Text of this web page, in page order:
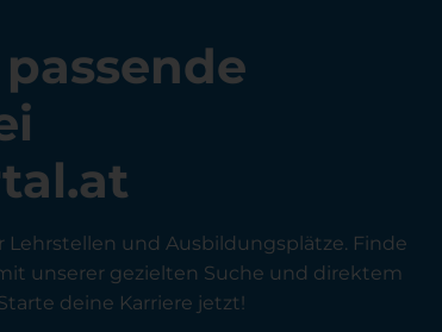
und Ausbildungsplätze. Finde
unserer gezielten Suche und direktem
deine Karriere jetzt!